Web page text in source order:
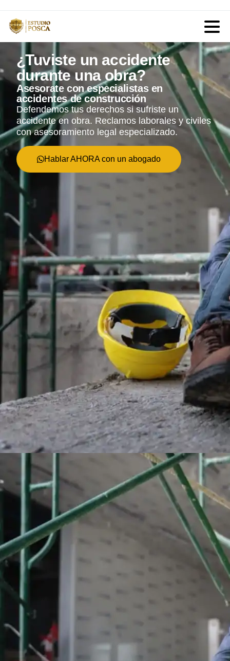
¿Tuviste un accidente
durante una obra?
Asesorate con especialistas en
accidentes de construcción
Defendemos tus derechos si sufriste un
accidente en obra. Reclamos laborales y civiles
con asesoramiento legal especializado.
Hablar AHORA con un abogado